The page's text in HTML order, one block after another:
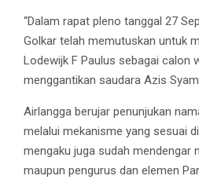
“Dalam rapat pleno tanggal 27
Golkar telah memutuskan untuk
Lodewijk F Paulus sebagai calon
menggantikan saudara Azis
Airlangga berujar penunjukan
melalui mekanisme yang sesuai
mengaku juga sudah mendengar
maupun pengurus dan elemen